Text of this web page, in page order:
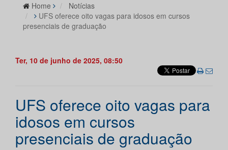
Home
Notícias
UFS oferece oito vagas para idosos em cursos
presenciais de graduação
Ter, 10 de junho de 2025, 08:50
UFS oferece oito vagas para
idosos em cursos
presenciais de graduação